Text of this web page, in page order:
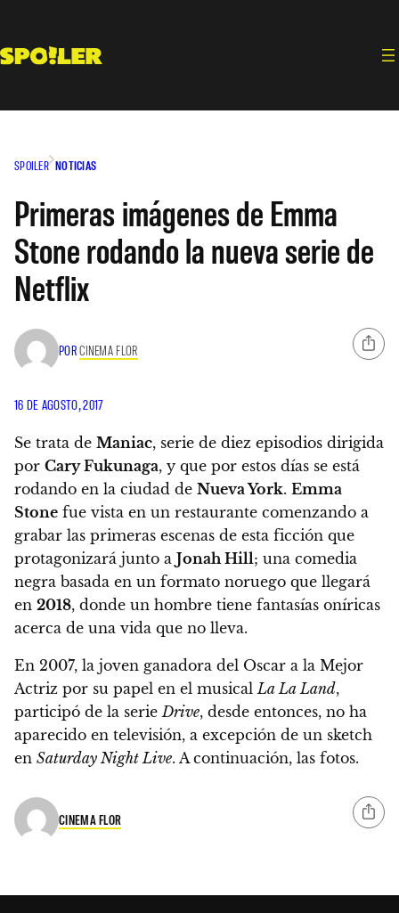
contenido
SPOILER NOTICIAS
Primeras imágenes de Emma
Stone rodando la nueva serie de
Netflix
PORCINEMA FLOR
16 DE AGOSTO, 2017
Se trata de Maniac, serie de diez episodios dirigida
por Cary Fukunaga, y que por estos días se está
rodando en la ciudad de Nueva York. Emma
Stone fue vista en un restaurante comenzando a
grabar las primeras escenas de esta ficción que
protagonizará junto a Jonah Hill; una comedia
negra basada en un formato noruego que llegará
en 2018, donde un hombre tiene fantasías oníricas
acerca de una vida que no lleva.
En 2007, la joven ganadora del Oscar a la Mejor
Actriz por su papel en el musicalLa La Land,
participó de la serieDrive, desde entonces, no ha
aparecido en televisión, a excepción de un sketch
en Saturday Night Live. A continuación, las fotos.
CINEMA FLOR